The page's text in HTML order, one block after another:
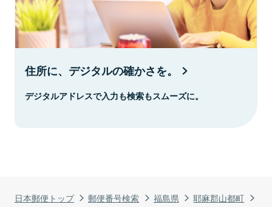
日本郵便トップ 郵便番号検索 福島県
耶麻郡山都町
住所に、デジタルの確かさを。
デジタルアドレスで入力も検索もスムーズに。